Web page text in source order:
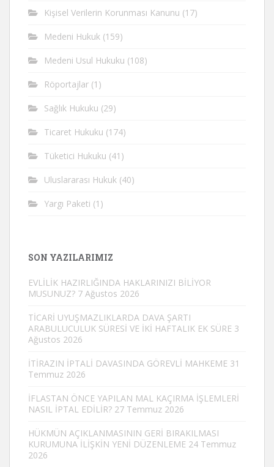
Kişisel Verilerin Korunması Kanunu (17)
Medeni Hukuk (159)
Medeni Usul Hukuku (108)
Röportajlar (1)
Sağlık Hukuku (29)
Ticaret Hukuku (174)
Tüketici Hukuku (41)
Uluslararası Hukuk (40)
Yargı Paketi (1)
SON YAZILARIMIZ
EVLİLİK HAZIRLIĞINDA HAKLARINIZI BİLİYOR
MUSUNUZ? 7 Ağustos 2026
TİCARİ UYUŞMAZLIKLARDA DAVA ŞARTI
ARABULUCULUK SÜRESİ VE İKİ HAFTALIK EK SÜRE 3
Ağustos 2026
İTİRAZIN İPTALİ DAVASINDA GÖREVLİ MAHKEME 31
Temmuz 2026
İFLASTAN ÖNCE YAPILAN MAL KAÇIRMA İŞLEMLERİ
NASIL İPTAL EDİLİR? 27 Temmuz 2026
HÜKMÜN AÇIKLANMASININ GERİ BIRAKILMASI
KURUMUNA İLİŞKİN YENİ DÜZENLEME 24 Temmuz
2026